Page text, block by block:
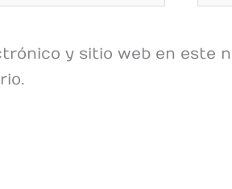
y sitio web en este